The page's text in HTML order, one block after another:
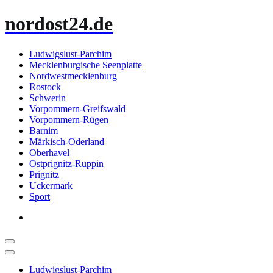
Inhalt
nordost24.de
Ludwigslust-Parchim
Mecklenburgische Seenplatte
Nordwestmecklenburg
Rostock
Schwerin
Vorpommern-Greifswald
Vorpommern-Rügen
Barnim
Märkisch-Oderland
Oberhavel
Ostprignitz-Ruppin
Prignitz
Uckermark
Sport
Ludwigslust-Parchim